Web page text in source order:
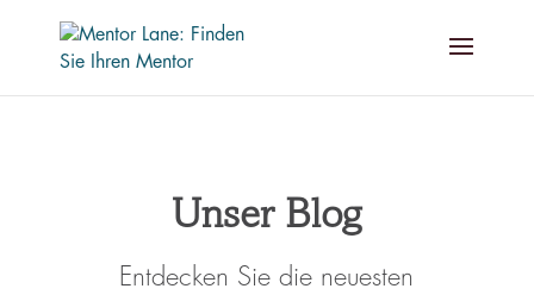
Unser Blog
Entdecken Sie die neuesten